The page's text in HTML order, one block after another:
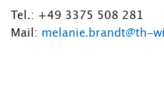
Tel.: +49 3375 508 281
Mail: melanie.brandt@th-